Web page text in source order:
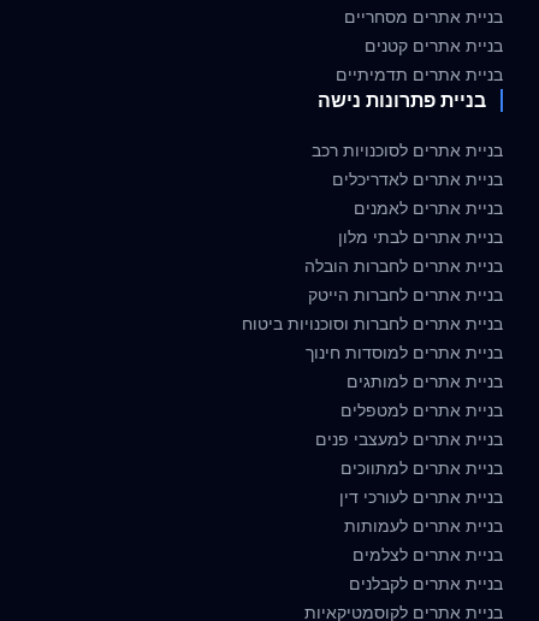
בניית אתרים מסחריים
בניית אתרים קטנים
בניית אתרים תדמיתיים
בניית פתרונות נישה
בניית אתרים לסוכנויות רכב
בניית אתרים לאדריכלים
בניית אתרים לאמנים
בניית אתרים לבתי מלון
בניית אתרים לחברות הובלה
בניית אתרים לחברות הייטק
בניית אתרים לחברות וסוכנויות ביטוח
בניית אתרים למוסדות חינוך
בניית אתרים למותגים
בניית אתרים למטפלים
בניית אתרים למעצבי פנים
בניית אתרים למתווכים
בניית אתרים לעורכי דין
בניית אתרים לעמותות
בניית אתרים לצלמים
בניית אתרים לקבלנים
בניית אתרים לקוסמטיקאיות